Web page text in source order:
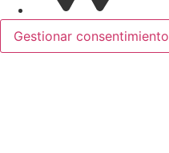
Gestionar consentimiento